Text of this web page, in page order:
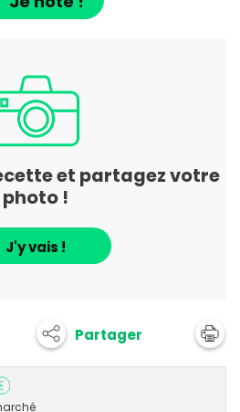
et partagez votre
photo !
J'y vais !
Partager